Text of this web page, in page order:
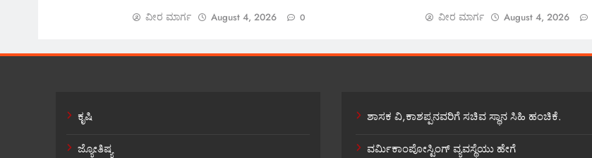
ವೀರ ಮಾರ್ಗ August 4, 2026 0 ವೀರ ಮಾರ್ಗ August 4, 2026
ಕೃಷಿ
ಜ್ಯೋತಿಷ್ಯ
ಶಾಸಕ ವಿ,ಕಾಶಪ್ಪನವರಿಗೆ ಸಚಿವ ಸ್ಥಾನ ಸಿಹಿ ಹಂಚಿಕೆ.
ವರ್ಮಿಕಾಂಪೋಸ್ಟಿಂಗ್ ವ್ಯವಸ್ಥೆಯು ಹೇಗೆ